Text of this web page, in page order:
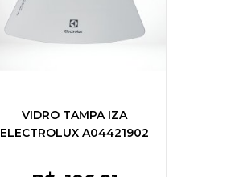
VIDRO TAMPA IZA
ELECTROLUX A04421902